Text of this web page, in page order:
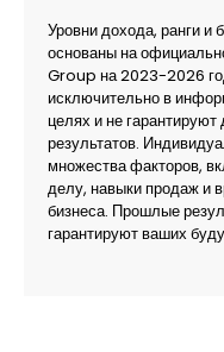
Уровни дохода, ранги и
основаны на
Group на 2023-2026
исключительно в
целях и не
результатов.
множества факторов,
делу, навыки продаж и
бизнеса. Прошлые
гарантируют ваших